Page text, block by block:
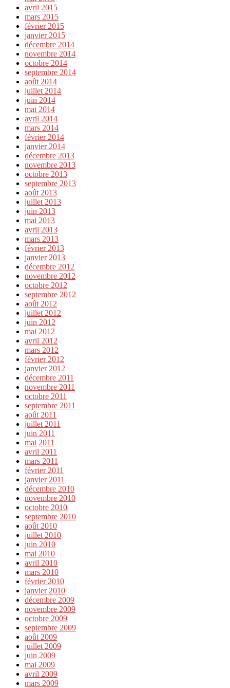
avril 2015
mars 2015
février 2015
janvier 2015
décembre 2014
novembre 2014
octobre 2014
septembre 2014
août 2014
juillet 2014
juin 2014
mai 2014
avril 2014
mars 2014
février 2014
janvier 2014
décembre 2013
novembre 2013
octobre 2013
septembre 2013
août 2013
juillet 2013
juin 2013
mai 2013
avril 2013
mars 2013
février 2013
janvier 2013
décembre 2012
novembre 2012
octobre 2012
septembre 2012
août 2012
juillet 2012
juin 2012
mai 2012
avril 2012
mars 2012
février 2012
janvier 2012
décembre 2011
novembre 2011
octobre 2011
septembre 2011
août 2011
juillet 2011
juin 2011
mai 2011
avril 2011
mars 2011
février 2011
janvier 2011
décembre 2010
novembre 2010
octobre 2010
septembre 2010
août 2010
juillet 2010
juin 2010
mai 2010
avril 2010
mars 2010
février 2010
janvier 2010
décembre 2009
novembre 2009
octobre 2009
septembre 2009
août 2009
juillet 2009
juin 2009
mai 2009
avril 2009
mars 2009